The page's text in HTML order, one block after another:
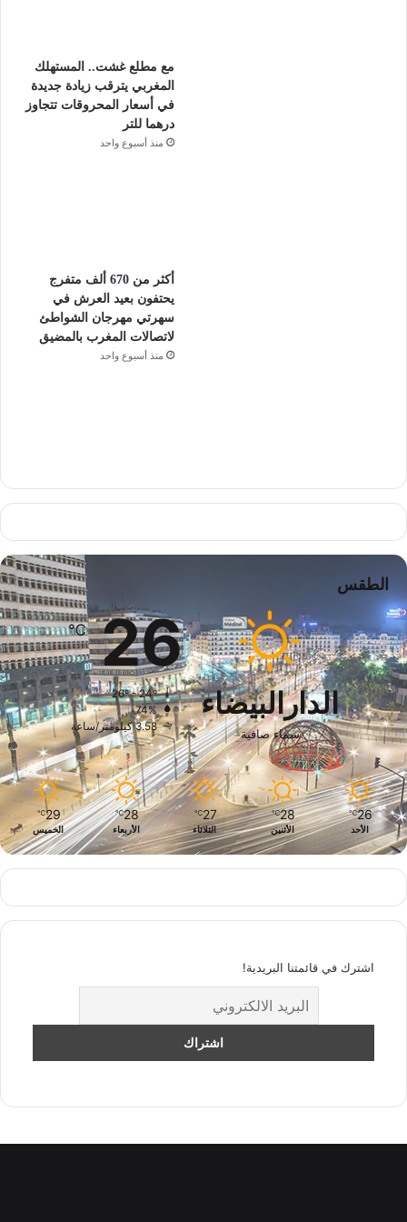
مع مطلع غشت.. المستهلك
المغربي يترقب زيادة جديدة
في أسعار المحروقات تتجاوز
درهما للتر
منذ أسبوع واحد
أكثر من 670 ألف متفرج
يحتفون بعيد العرش في
سهرتي مهرجان الشواطئ
لاتصالات المغرب بالمضيق
منذ أسبوع واحد
الطقس
الدارالبيضاء
سماء صافية
26
℃
26º - 24º
74%
3.58 كيلومتر/ساعة
26
℃
الأحد
28
℃
الأثنين
27
℃
الثلاثاء
28
℃
الأربعاء
29
℃
الخميس
اشترك في قائمتنا البريدية!